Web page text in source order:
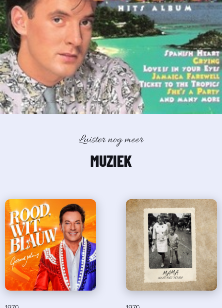
Luister nog meer
MUZIEK